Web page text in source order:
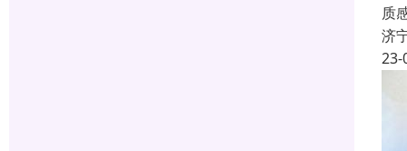
质
济
23-